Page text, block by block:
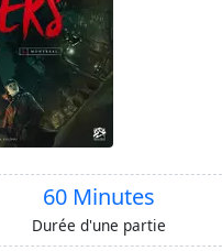
60 Minutes
Durée d'une partie